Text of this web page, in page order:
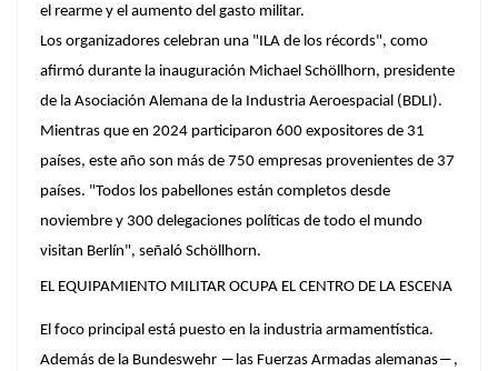
el rearme y el aumento del gasto militar.
Los organizadores celebran una "ILA de los récords", como
afirmó durante la inauguración Michael Schöllhorn, presidente
de la Asociación Alemana de la Industria Aeroespacial (BDLI).
Mientras que en 2024 participaron 600 expositores de 31
países, este año son más de 750 empresas provenientes de 37
países. "Todos los pabellones están completos desde
noviembre y 300 delegaciones políticas de todo el mundo
visitan Berlín", señaló Schöllhorn.
EL EQUIPAMIENTO MILITAR OCUPA EL CENTRO DE LA ESCENA
El foco principal está puesto en la industria armamentística.
Además de la Bundeswehr ―las Fuerzas Armadas alemanas―,